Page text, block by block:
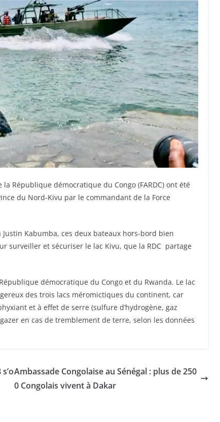
République démocratique du Congo (FARDC) ont été
du Nord-Kivu par le commandant de la Force
Kabumba, ces deux bateaux hors-bord bien
surveiller et sécuriser le lac Kivu, que la RDC partage
démocratique du Congo et du Rwanda. Le lac
des trois lacs méromictiques du continent, car
et à effet de serre (sulfure d’hydrogène, gaz
en cas de tremblement de terre, selon les données
Ambassade Congolaise au Sénégal : plus de 250
0 Congolais vivent à Dakar